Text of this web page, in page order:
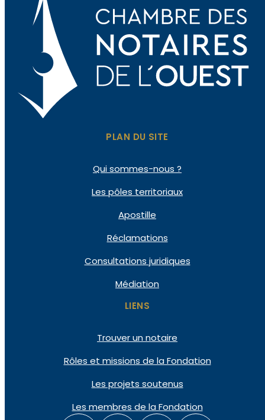
PLAN DU SITE
Quisommes-nous ?
Les pôles territoriaux
Apostille
Réclamations
Consultations juridiques
Médiation
LIENS
Trouver un notaire
Rôles et missions de la Fondation
Les projets soutenus
Les membres de la Fondation